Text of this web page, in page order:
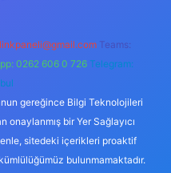
Teams:
0262 606 0 726 Telegram:
gereğince Bilgi Teknolojileri
onaylanmış bir Yer Sağlayıcı
sitedeki içerikleri proaktif
bulunmamaktadır.